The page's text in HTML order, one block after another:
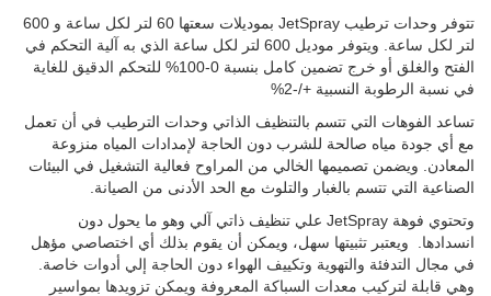
تتوفر وحدات ترطيب JetSpray بموديلات سعتها 60 لتر لكل ساعة و 600
لتر لكل ساعة. ويتوفر موديل 600 لتر لكل ساعة الذي به آلية التحكم في
الفتح والغلق أو خرج تضمين كامل بنسبة 0-100% للتحكم الدقيق للغاية
في نسبة الرطوبة النسبية +/-2%
تساعد الفوهات التي تتسم بالتنظيف الذاتي وحدات الترطيب في أن تعمل
مع أي جودة مياه صالحة للشرب دون الحاجة لإمدادات المياه منزوعة
المعادن. ويضمن تصميمها الخالي من المراوح فعالية التشغيل في البيئات
الصناعية التي تتسم بالغبار والتلوث مع الحد الأدنى من الصيانة.
وتحتوي فوهة JetSpray علي تنظيف ذاتي آلي وهو ما يحول دون
انسدادها. ويعتبر تثبيتها سهل، ويمكن أن يقوم بذلك أي اختصاصي مؤهل
في مجال التدفئة والتهوية وتكييف الهواء دون الحاجة إلي أدوات خاصة.
وهي قابلة لتركيب معدات السباكة المعروفة ويمكن تزويدها بمواسير